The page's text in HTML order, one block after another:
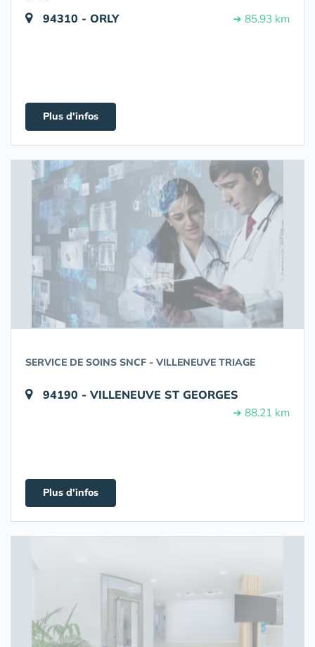
94310 - ORLY ➔ 85.93 km
Plus d'infos
SERVICE DE SOINS SNCF - VILLENEUVE TRIAGE
94190 - VILLENEUVE ST GEORGES
➔ 88.21 km
Plus d'infos